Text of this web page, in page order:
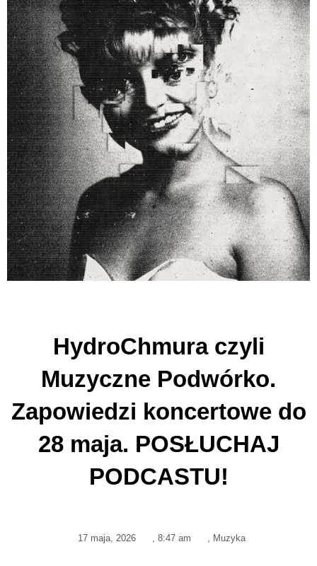
HydroChmura czyli
Muzyczne Podwórko.
Zapowiedzi koncertowe do
28 maja. POSŁUCHAJ
PODCASTU!
17 maja, 2026 8:47 am Muzyka